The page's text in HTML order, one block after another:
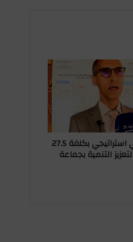
مشروع طرقي استراتيجي بكلفة 27.5
التنمية بجماعة